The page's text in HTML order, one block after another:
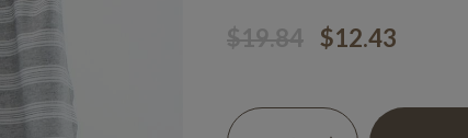
$19.84 $12.43